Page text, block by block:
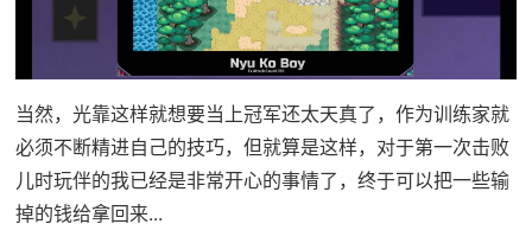
当然，光靠这样就想要当上冠军还太天真了，作为训练家就
必须不断精进自己的技巧，但就算是这样，对于第一次击败
儿时玩伴的我已经是非常开心的事情了，终于可以把一些输
掉的钱给拿回来...